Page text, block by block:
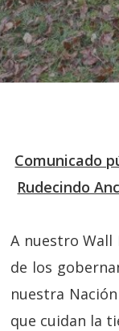
Comunicado
Rudecindo
A nuestro
de los
nuestra
que cuidan la